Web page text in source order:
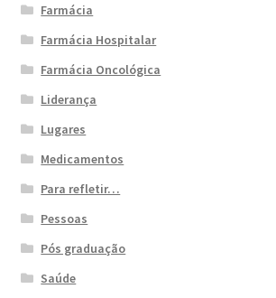
Farmácia
Farmácia Hospitalar
Farmácia Oncológica
Liderança
Lugares
Medicamentos
Para refletir…
Pessoas
Pós graduação
Saúde